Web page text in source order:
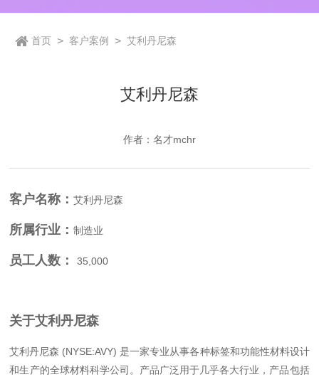
首页 > 客户案例 > 艾利丹尼森
艾利丹尼森
作者：名才mchr
客户名称：艾利丹尼森
所属行业：制造业
员工人数：35,000
关于艾利丹尼森
艾利丹尼森 (NYSE:AVY) 是一家专业从事各种标签和功能性材料设计
和生产的全球材料科学公司。产品广泛用于几乎各大行业，产品包括